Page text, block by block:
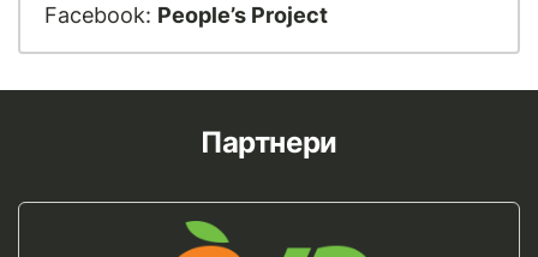
Facebook: People’s Project
Партнери